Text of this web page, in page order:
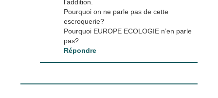
l’addition.
Pourquoi on ne parle pas de cette
escroquerie?
Pourquoi EUROPE ECOLOGIE n’en parle
pas?
Répondre